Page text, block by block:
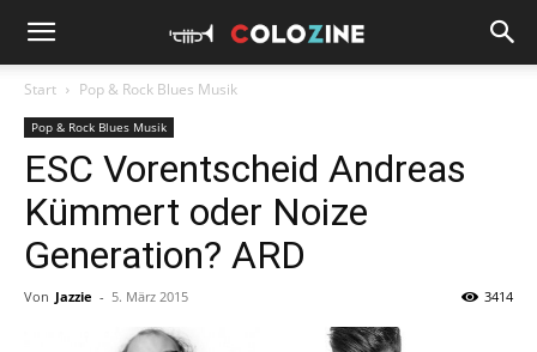
Start Pop & Rock Blues Musik
Pop & Rock Blues Musik
ESC Vorentscheid Andreas
Kümmert oder Noize
Generation? ARD
Von Jazzie - 5. März 2015 3414